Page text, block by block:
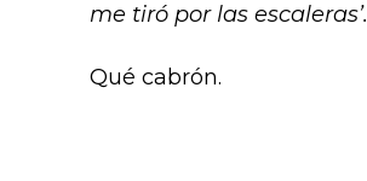
me tiró por las escaleras’.
Qué cabrón.